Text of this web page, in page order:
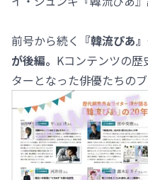
前号から続く 『韓流ぴあ
が後編。 Kコンテンツの
ターとなった俳優たちの